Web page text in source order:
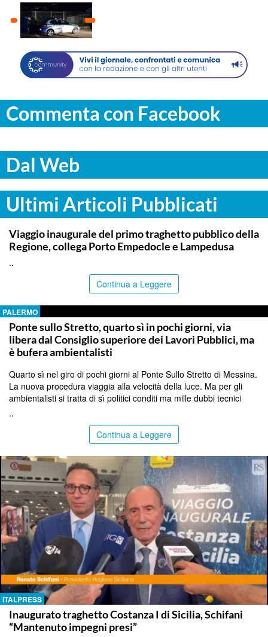
Commenta con Facebook
Dal Web
Ultimi Articoli Pubblicati
AGRIGENTO
Viaggio inaugurale del primo traghetto pubblico della
Regione, collega Porto Empedocle e Lampedusa
..
Continua a Leggere
PALERMO
Ponte sullo Stretto, quarto sì in pochi giorni, via
libera dal Consiglio superiore dei Lavori Pubblici, ma
è bufera ambientalisti
Quarto sì nel giro di pochi giorni al Ponte Sullo Stretto di Messina.
La nuova procedura viaggia alla velocità della luce. Ma per gli
ambientalisti si tratta di sì politici conditi ma mille dubbi tecnici
..
Continua a Leggere
ITALPRESS
Inaugurato traghetto Costanza I di Sicilia, Schifani
“Mantenuto impegni presi”